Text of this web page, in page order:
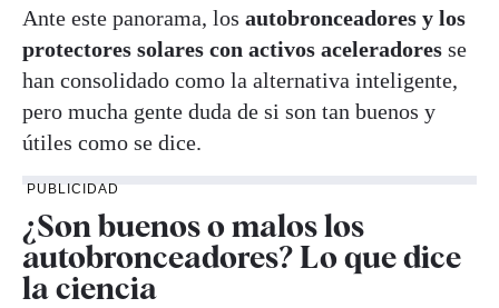
Ante este panorama, los autobronceadores y los
protectores solares con activos aceleradores se
han consolidado como la alternativa inteligente,
pero mucha gente duda de si son tan buenos y
útiles como se dice.
PUBLICIDAD
¿Son buenos o malos los
autobronceadores? Lo que dice
la ciencia